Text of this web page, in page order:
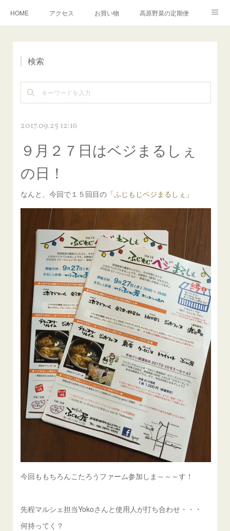
HOME アクセス お買い物 高原野菜の定期便
English検索
2017.09.25 12:16
９月２７日はベジまるしぇ
の日！
なんと、今回で１５回目の「ふじもじベジまるしぇ 」
今回ももちろんこたろうファーム参加しま～～～す！
先程マルシェ担当Yokoさんと使用人が打ち合わせ・・・
何持ってく？